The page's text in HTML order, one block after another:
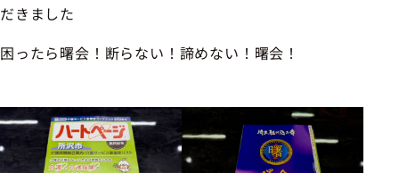
だきました
困ったら曙会！断らない！諦めない！曙会！